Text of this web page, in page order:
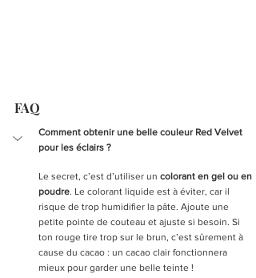
FAQ
Comment obtenir une belle couleur Red Velvet
pour les éclairs ?
Le secret, c’est d’utiliser un colorant en gel ou en
poudre. Le colorant liquide est à éviter, car il
risque de trop humidifier la pâte. Ajoute une
petite pointe de couteau et ajuste si besoin. Si
ton rouge tire trop sur le brun, c’est sûrement à
cause du cacao : un cacao clair fonctionnera
mieux pour garder une belle teinte !